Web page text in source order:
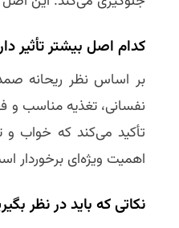
کدام اصل بیشتر تأثیر
بر اساس نظر ریحانه
نفسانی، تغذیه مناسب و
تأکید می‌کند که خواب و
اهمیت ویژه‌ای برخوردار
نکاتی که باید در نظر